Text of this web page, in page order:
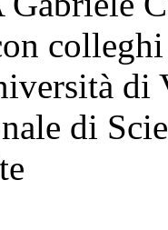
di
di